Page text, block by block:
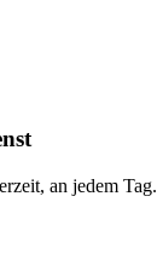
an jedem Tag.